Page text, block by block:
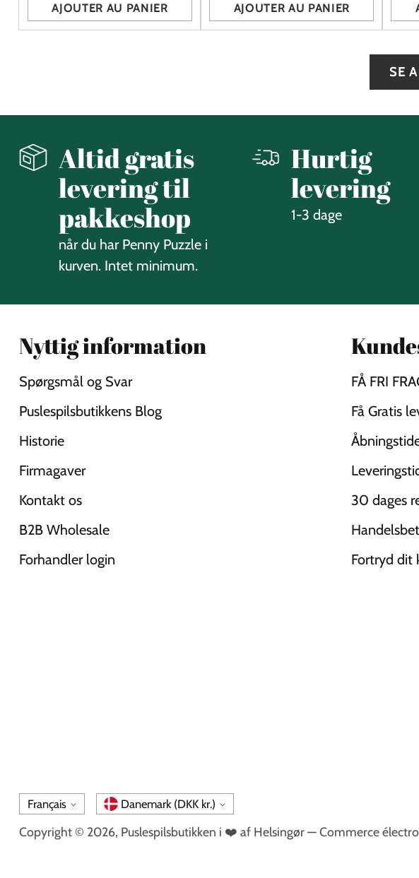
AJOUTER AU PANIER
Quantité
AJOUTER AU PANIER
Quantité
SE
Altid gratis
levering til
pakkeshop
når du har Penny Puzzle i
kurven. Intet minimum.
Hurtig
levering
1-3 dage
Nyttig information
Spørgsmål og Svar
Puslespilsbutikkens Blog
Historie
Firmagaver
Kontakt os
B2B Wholesale
Forhandler login
FÅ FRI
Få Gratis
30 dages
Fortryd dit
Langue
Français Monnaie Danemark (DKK kr.)
Copyright © 2026, Puslespilsbutikken i ❤️ af Helsingør— Commerce